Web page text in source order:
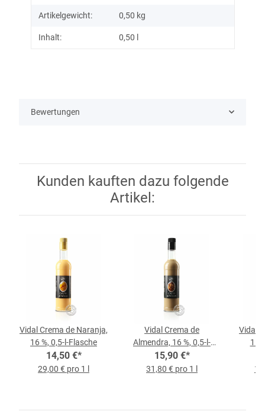
Artikelgewicht: 0,50 kg
Inhalt: 0,50 l
Bewertungen
Kunden kauften dazu folgende
Artikel:
Vidal Crema de Naranja,
16 %, 0,5-l-Flasche
14,50 €*
29,00 € pro 1 l
Vidal Crema de
Almendra, 16 %, 0,5-l-
Flasche
15,90 €*
31,80 € pro 1 l
Vidal
15